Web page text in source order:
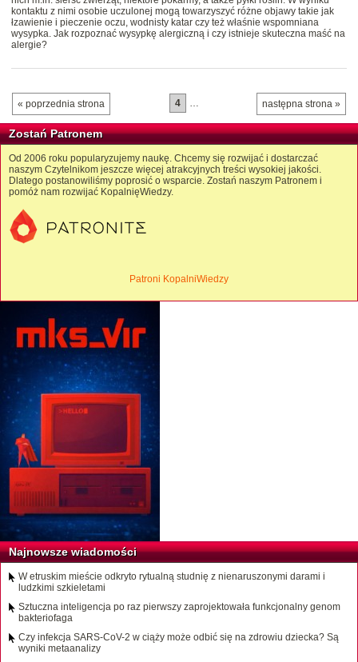
kontaktu z nimi osobie uczulonej mogą towarzyszyć różne objawy takie jak
łzawienie i pieczenie oczu, wodnisty katar czy też właśnie wspomniana
wysypka. Jak rozpoznać wysypkę alergiczną i czy istnieje skuteczna maść na
alergie?
« poprzednia strona następna strona »
4 …
Zostań Patronem
Od 2006 roku popularyzujemy naukę. Chcemy się rozwijać i dostarczać
naszym Czytelnikom jeszcze więcej atrakcyjnych treści wysokiej jakości.
Dlatego postanowiliśmy poprosić o wsparcie. Zostań naszym Patronem i
pomóż nam rozwijać KopalnięWiedzy.
Patroni KopalniWiedzy
Najnowsze wiadomości
W etruskim mieście odkryto rytualną studnię z nienaruszonymi darami i
ludzkimi szkieletami
Sztuczna inteligencja po raz pierwszy zaprojektowała funkcjonalny genom
bakteriofaga
Czy infekcja SARS-CoV-2 w ciąży może odbić się na zdrowiu dziecka? Są
wyniki metaanalizy